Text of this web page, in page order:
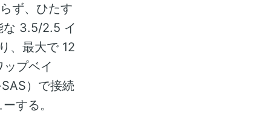
ず、ひたす
な 3.5/2.5 イ
、最大で 12
プベイ
）で接続
する。